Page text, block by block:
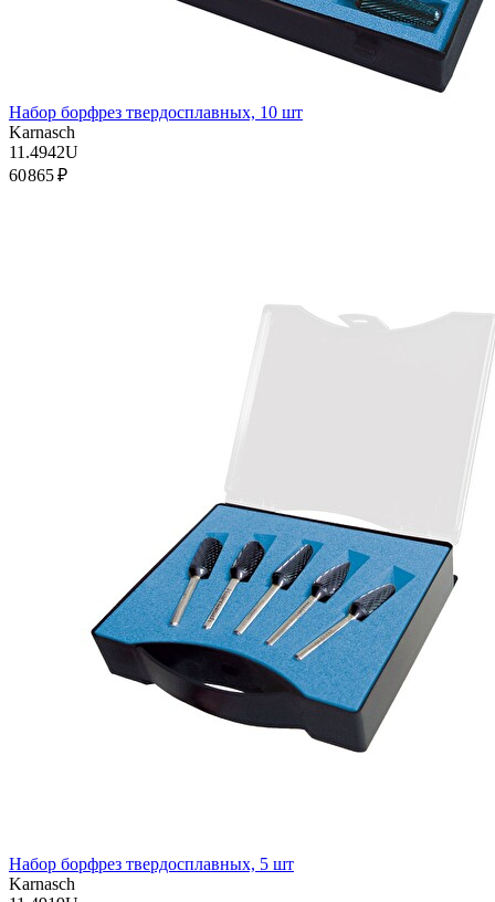
Набор борфрез твердосплавных, 10 шт
Karnasch
11.4942U
60 865 ₽
Набор борфрез твердосплавных, 5 шт
Karnasch